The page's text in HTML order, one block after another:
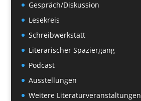
Gespräch/Diskussion
Lesekreis
Schreibwerkstatt
Literarischer Spaziergang
Podcast
Ausstellungen
Weitere Literaturveranstaltungen